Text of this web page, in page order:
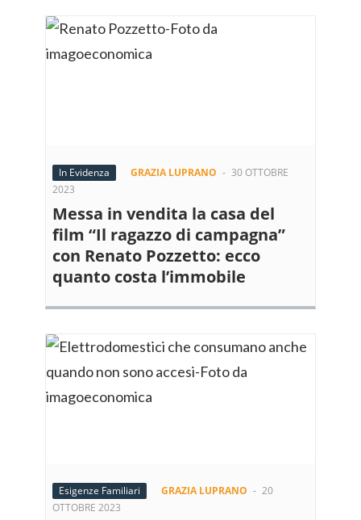
In Evidenza GRAZIA LUPRANO - 30 OTTOBRE
2023
Messa in vendita la casa del
film “Il ragazzo di campagna”
con Renato Pozzetto: ecco
quanto costa l’immobile
Esigenze Familiari GRAZIA LUPRANO - 20
OTTOBRE 2023